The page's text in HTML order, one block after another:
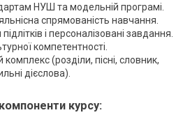
НУШ та модельній програмі.
спрямованість навчання.
і персоналізовані завдання.
компетентності.
(розділи, пісні, словник,
дієслова).
курсу: